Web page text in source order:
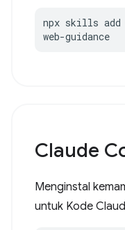
npx skills add
web-guidance
Claude
Menginstal
untuk Kode